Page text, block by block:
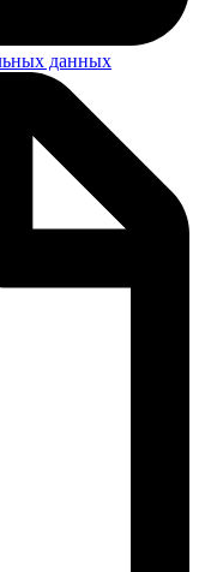
данных